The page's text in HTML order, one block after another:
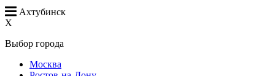
Ахтубинск
X
Выбор города
Москва